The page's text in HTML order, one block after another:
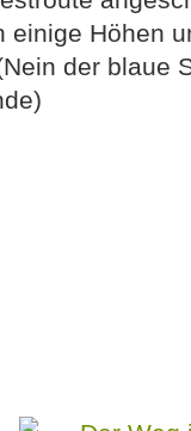
einige Höhen
der blaue